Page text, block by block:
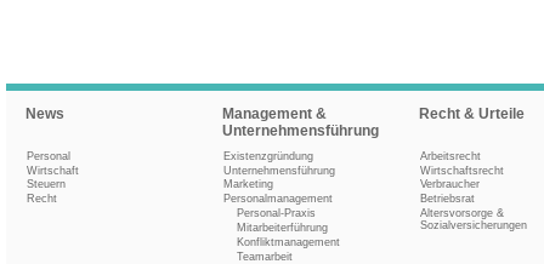
News
Personal
Wirtschaft
Steuern
Recht
Management &
Unternehmensführung
Existenzgründung
Unternehmensführung
Marketing
Personalmanagement
Personal-Praxis
Mitarbeiterführung
Konfliktmanagement
Teamarbeit
Recht & Urteile
Arbeitsrecht
Wirtschaftsrecht
Verbraucher
Betriebsrat
Altersvorsorge &
Sozialversicherungen